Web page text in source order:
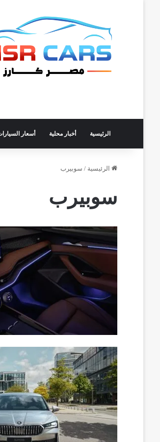
الرئيسية أخبار محلية أسعار
الرئيسية / سوبيرب
سوبيرب